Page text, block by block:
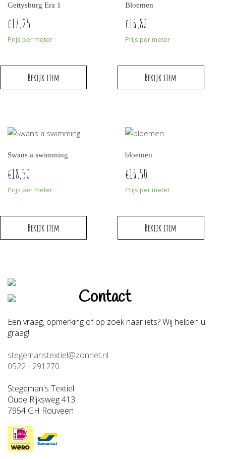
Gettysburg Era 1
€17,25
Prijs per meter
Bekijk item
Bloemen
€16,80
Prijs per meter
Bekijk item
Swans a swimming
€18,50
Prijs per meter
Bekijk item
bloemen
€16,50
Prijs per meter
Bekijk item
Contact
Een vraag, opmerking of op zoek naar iets? Wij helpen u
graag!
stegemanstextiel@zonnet.nl
0522 - 291270
Stegeman's Textiel
Oude Rijksweg 413
7954 GH Rouveen